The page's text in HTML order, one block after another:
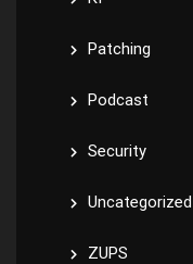
Patching
Podcast
Security
Uncategorized
ZUPS